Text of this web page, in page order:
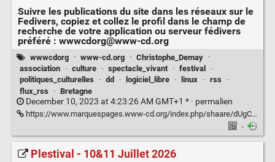
Suivre les publications du site dans les réseaux sur le
Fedivers, copiez et collez le profil dans le champ de
recherche de votre application ou serveur fédivers
préféré : wwwcdorg@www-cd.org
wwwcdorg · www-cd.org · Christophe_Demay ·
association
· culture · spectacle_vivant · festival
·
politiques_culturelles
· dd · logiciel_libre · linux · rss
·
flux_rss
· Bretagne
December 10, 2023 at 4:23:26 AM GMT+1 * · permalien
https://www.marquespages.www-cd.org/index.php/shaare/dUgCxQ
·
Plestival - 10&11 Juillet 2026